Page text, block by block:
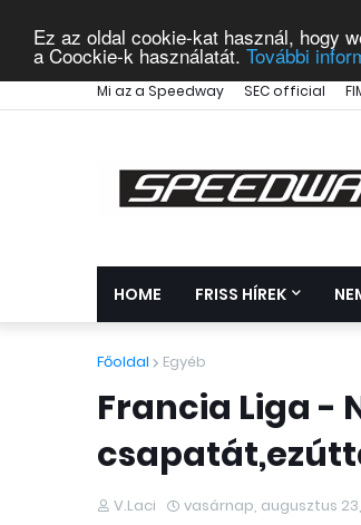
Ez az oldal cookie-kat használ, hogy
a Coockie-k használatát. További
Mi az a Speedway SEC official
HOME FRISS HÍREK
Főoldal Egyéb
Francia Liga -
V.Laci vasárnap, augusztus